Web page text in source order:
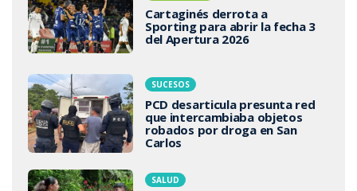
Cartaginés derrota a
Sporting para abrir la fecha 3
del Apertura 2026
SUCESOS
PCD desarticula presunta red
que intercambiaba objetos
robados por droga en San
Carlos
SALUD